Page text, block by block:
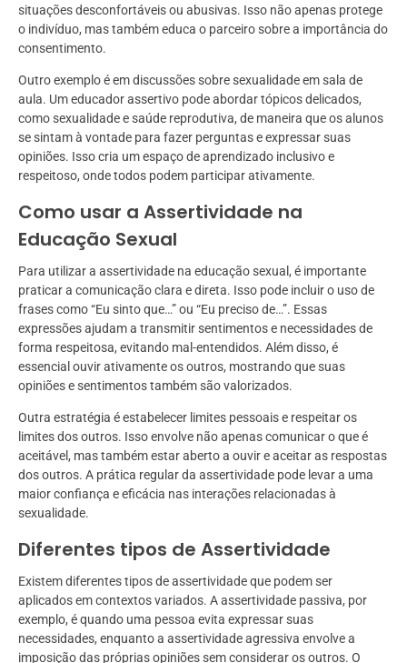
situações desconfortáveis ou abusivas. Isso não apenas protege
o indivíduo, mas também educa o parceiro sobre a importância do
consentimento.
Outro exemplo é em discussões sobre sexualidade em sala de
aula. Um educador assertivo pode abordar tópicos delicados,
como sexualidade e saúde reprodutiva, de maneira que os alunos
se sintam à vontade para fazer perguntas e expressar suas
opiniões. Isso cria um espaço de aprendizado inclusivo e
respeitoso, onde todos podem participar ativamente.
Como usar a Assertividade na
Educação Sexual
Para utilizar a assertividade na educação sexual, é importante
praticar a comunicação clara e direta. Isso pode incluir o uso de
frases como “Eu sinto que…” ou “Eu preciso de…”. Essas
expressões ajudam a transmitir sentimentos e necessidades de
forma respeitosa, evitando mal-entendidos. Além disso, é
essencial ouvir ativamente os outros, mostrando que suas
opiniões e sentimentos também são valorizados.
Outra estratégia é estabelecer limites pessoais e respeitar os
limites dos outros. Isso envolve não apenas comunicar o que é
aceitável, mas também estar aberto a ouvir e aceitar as respostas
dos outros. A prática regular da assertividade pode levar a uma
maior confiança e eficácia nas interações relacionadas à
sexualidade.
Diferentes tipos de Assertividade
Existem diferentes tipos de assertividade que podem ser
aplicados em contextos variados. A assertividade passiva, por
exemplo, é quando uma pessoa evita expressar suas
necessidades, enquanto a assertividade agressiva envolve a
imposição das próprias opiniões sem considerar os outros. O